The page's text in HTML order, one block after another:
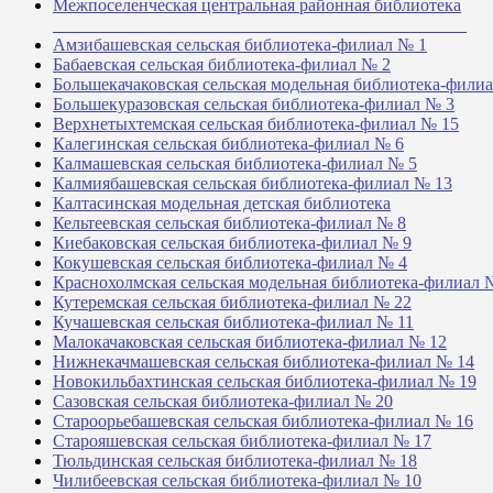
Межпоселенческая центральная районная библиотека
Амзибашевская сельская библиотека-филиал № 1
Бабаевская сельская библиотека-филиал № 2
Большекачаковская сельская модельная библиотека-
Большекуразовская сельская библиотека-филиал № 3
Верхнетыхтемская сельская библиотека-филиал № 15
Калегинская сельская библиотека-филиал № 6
Калмашевская сельская библиотека-филиал № 5
Калмиябашевская сельская библиотека-филиал № 13
Калтасинская модельная детская библиотека
Кельтеевская сельская библиотека-филиал № 8
Киебаковская сельская библиотека-филиал № 9
Кокушевская сельская библиотека-филиал № 4
Краснохолмская сельская модельная библиотека-филиал
Кутеремская сельская библиотека-филиал № 22
Кучашевская сельская библиотека-филиал № 11
Малокачаковская сельская библиотека-филиал № 12
Нижнекачмашевская сельская библиотека-филиал № 14
Новокильбахтинская сельская библиотека-филиал № 19
Сазовская сельская библиотека-филиал № 20
Староорьебашевская сельская библиотека-филиал № 16
Старояшевская сельская библиотека-филиал № 17
Тюльдинская сельская библиотека-филиал № 18
Чилибеевская сельская библиотека-филиал № 10